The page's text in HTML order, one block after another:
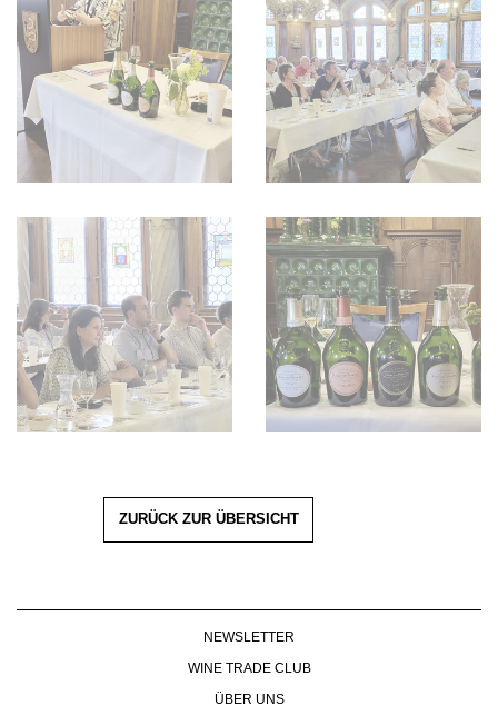
ZURÜCK ZUR ÜBERSICHT
NEWSLETTER
WINE TRADE CLUB
ÜBER UNS